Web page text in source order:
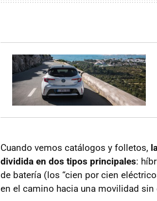
Cuando vemos catálogos y folletos,
dividida en dos tipos principales:
de batería (los “cien por cien
en el camino hacia una movilidad